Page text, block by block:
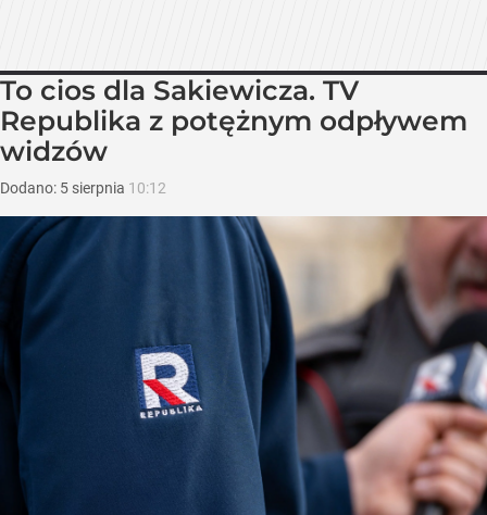
To cios dla Sakiewicza. TV
Republika z potężnym odpływem
widzów
Dodano: 5 sierpnia 10:12